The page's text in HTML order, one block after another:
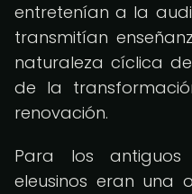
entretenían a la
transmitían
naturaleza cíclica
de la
renovación.
Para los antiguos
eleusinos eran una